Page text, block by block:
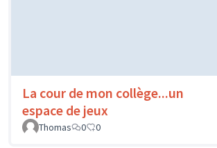
La cour de mon collège...un
espace de jeux
Thomas
0 0